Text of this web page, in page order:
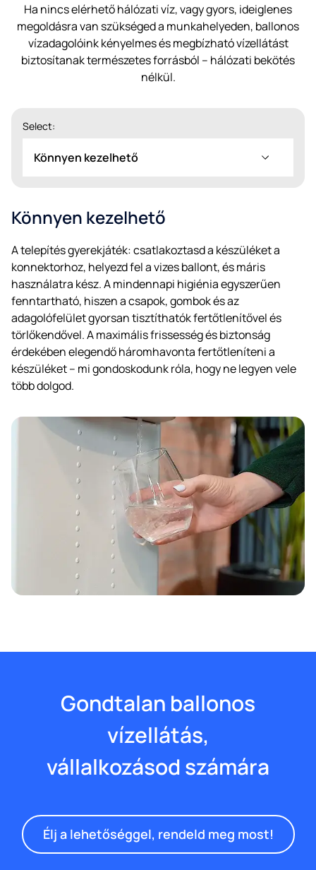
Ha nincs elérhető hálózati víz, vagy gyors, ideiglenes
megoldásra van szükséged a munkahelyeden, ballonos
vízadagolóink kényelmes és megbízható vízellátást
biztosítanak természetes forrásból – hálózati bekötés
nélkül.
Select:
Könnyen kezelhető
Könnyen kezelhető
A telepítés gyerekjáték: csatlakoztasd a készüléket a
konnektorhoz, helyezd fel a vizes ballont, és máris
használatra kész. A mindennapi higiénia egyszerűen
fenntartható, hiszen a csapok, gombok és az
adagolófelület gyorsan tisztíthatók fertőtlenítővel és
törlőkendővel. A maximális frissesség és biztonság
érdekében elegendő háromhavonta fertőtleníteni a
készüléket – mi gondoskodunk róla, hogy ne legyen vele
több dolgod.
Gondtalan ballonos
vízellátás,
vállalkozásod számára
Élj a lehetőséggel, rendeld meg most!